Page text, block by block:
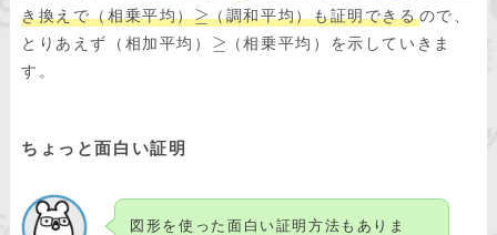
き換えで（相乗平均）≥（調和平均）も証明できるので、
とりあえず（相加平均） ≥ （相乗平均）を示していきま
す。
ちょっと面白い証明
図形を使った面白い証明方法もありま